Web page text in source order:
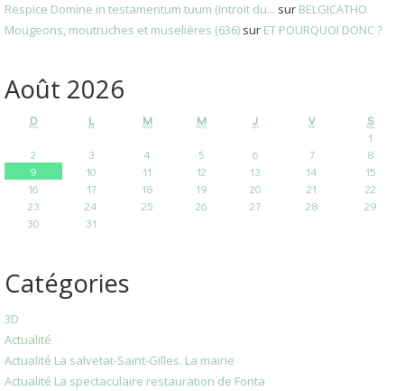
Respice Domine in testamentum tuum (Introit du... sur BELGICATHO
Mougeons, moutruches et muselières (636) sur ET POURQUOI DONC ?
Août 2026
D L M M J V
S
1
2
3 4 5 6 7
8
9
10 11 12 13 14
15
16
17 18 19 20 21
22
23
24 25 26 27 28
29
30
31
Catégories
3D
Actualité
Actualité La salvetat-Saint-Gilles. La mairie
Actualité La spectaculaire restauration de Fonta